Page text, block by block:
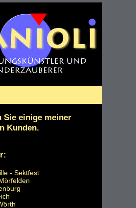
Sie einige meiner
Kunden.
- Sektfest